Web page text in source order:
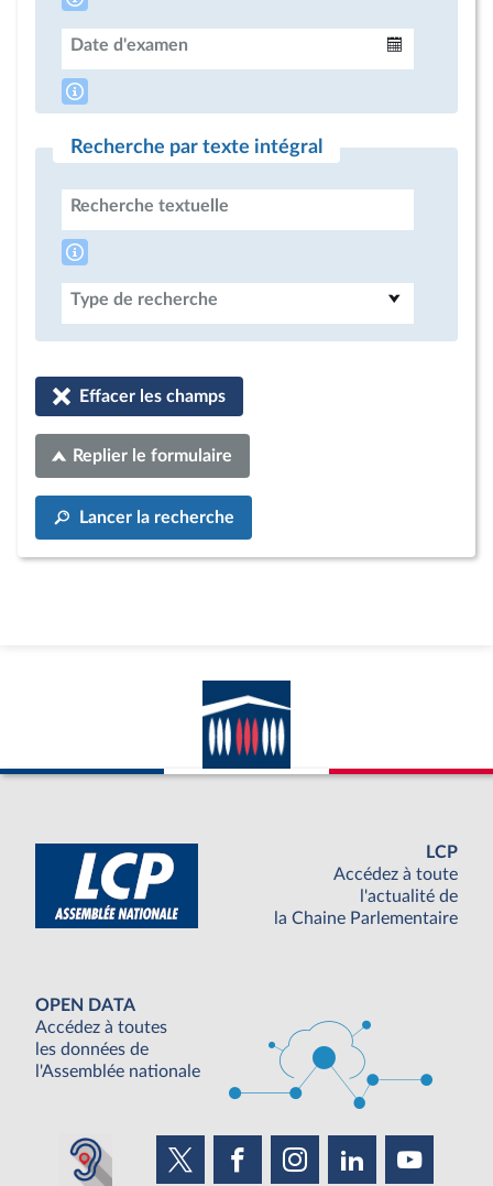
Date d'examen
Recherche par texte intégral
Recherche textuelle
Type de recherche
Effacer les champs
Replier le formulaire
Lancer la recherche
LCP
Accédez à toute
l'actualité de
la Chaine Parlementaire
OPEN DATA
Accédez à toutes
les données de
l'Assemblée nationale